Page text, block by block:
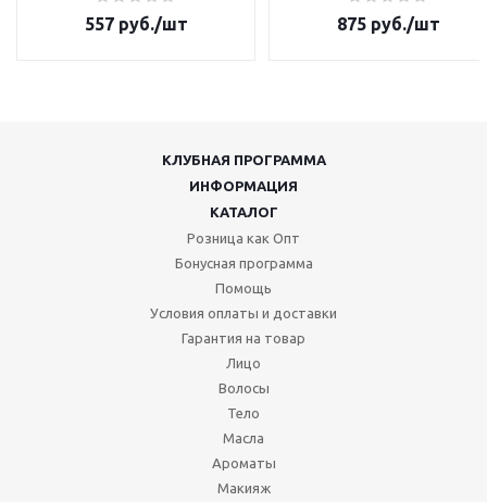
557руб./шт 875руб./шт
КЛУБНАЯ ПРОГРАММА
ИНФОРМАЦИЯ
КАТАЛОГ
Розница как Опт
Бонусная программа
Помощь
Условия оплаты и доставки
Гарантия на товар
Лицо
Волосы
Тело
Масла
Ароматы
Макияж